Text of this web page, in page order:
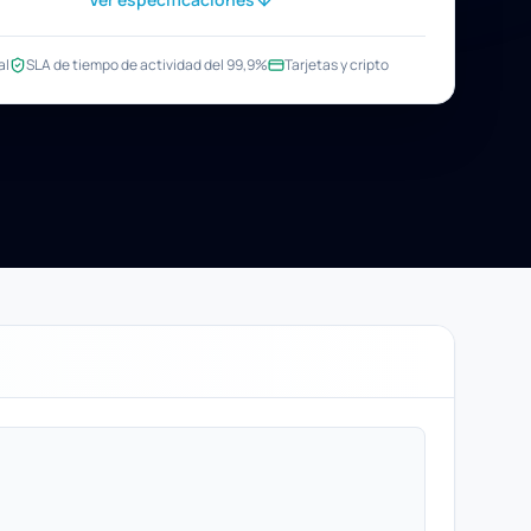
SLA de tiempo de actividad del 99,9% Tarjetas y cripto